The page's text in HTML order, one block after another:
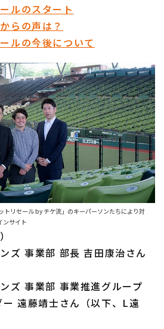
ルのスタート
らの声は？
ルの今後について
トリセール by チケ流」のキーパーソンたちにより対
ンサイト
ズ 事業部 部長 吉田康治さん
ズ 事業部 事業推進グループ
遠藤靖士さん（以下、L遠